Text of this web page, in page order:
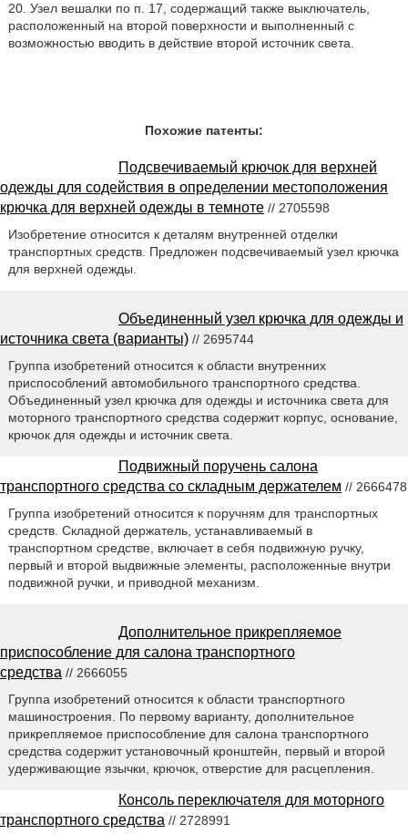
20. Узел вешалки по п. 17, содержащий также выключатель,
расположенный на второй поверхности и выполненный с
возможностью вводить в действие второй источник света.
Похожие патенты:
Подсвечиваемый крючок для верхней
одежды для содействия в определении местоположения
крючка для верхней одежды в темноте // 2705598
Изобретение относится к деталям внутренней отделки
транспортных средств. Предложен подсвечиваемый узел крючка
для верхней одежды.
Объединенный узел крючка для одежды и
источника света (варианты) // 2695744
Группа изобретений относится к области внутренних
приспособлений автомобильного транспортного средства.
Объединенный узел крючка для одежды и источника света для
моторного транспортного средства содержит корпус, основание,
крючок для одежды и источник света.
Подвижный поручень салона
транспортного средства со складным держателем // 2666478
Группа изобретений относится к поручням для транспортных
средств. Складной держатель, устанавливаемый в
транспортном средстве, включает в себя подвижную ручку,
первый и второй выдвижные элементы, расположенные внутри
подвижной ручки, и приводной механизм.
Дополнительное прикрепляемое
приспособление для салона транспортного
средства // 2666055
Группа изобретений относится к области транспортного
машиностроения. По первому варианту, дополнительное
прикрепляемое приспособление для салона транспортного
средства содержит установочный кронштейн, первый и второй
удерживающие язычки, крючок, отверстие для расцепления.
Консоль переключателя для моторного
транспортного средства // 2728991